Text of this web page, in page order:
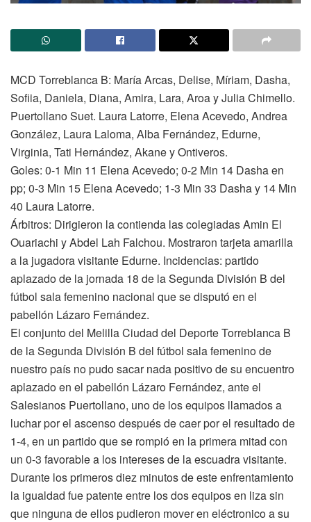
MCD Torreblanca B: María Arcas, Delise, Míriam, Dasha,
Sofiia, Daniela, Diana, Amira, Lara, Aroa y Julia Chimello.
Puertollano Suet. Laura Latorre, Elena Acevedo, Andrea
González, Laura Laloma, Alba Fernández, Edurne,
Virginia, Tati Hernández, Akane y Ontiveros.
Goles: 0-1 Min 11 Elena Acevedo; 0-2 Min 14 Dasha en
pp; 0-3 Min 15 Elena Acevedo; 1-3 Min 33 Dasha y 14 Min
40 Laura Latorre.
Árbitros: Dirigieron la contienda las colegiadas Amin El
Ouariachi y Abdel Lah Falchou. Mostraron tarjeta amarilla
a la jugadora visitante Edurne. Incidencias: partido
aplazado de la jornada 18 de la Segunda División B del
fútbol sala femenino nacional que se disputó en el
pabellón Lázaro Fernández.
El conjunto del Melilla Ciudad del Deporte Torreblanca B
de la Segunda División B del fútbol sala femenino de
nuestro país no pudo sacar nada positivo de su encuentro
aplazado en el pabellón Lázaro Fernández, ante el
Salesianos Puertollano, uno de los equipos llamados a
luchar por el ascenso después de caer por el resultado de
1-4, en un partido que se rompió en la primera mitad con
un 0-3 favorable a los intereses de la escuadra visitante.
Durante los primeros diez minutos de este enfrentamiento
la igualdad fue patente entre los dos equipos en liza sin
que ninguna de ellos pudieron mover en eléctronico a su